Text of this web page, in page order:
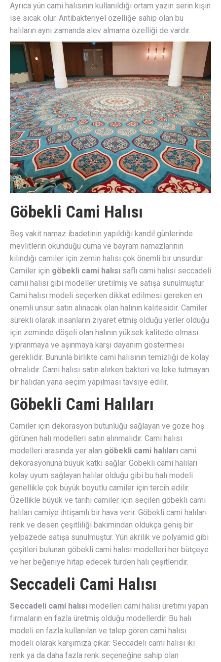
Ayrıca yün cami halısının kullanıldığı ortam yazın serin kışın
ise sıcak olur. Antibakteriyel özelliğe sahip olan bu
halıların aynı zamanda alev almama özelliği de vardır.
Göbekli Cami Halısı
Beş vakit namaz ibadetinin yapıldığı kandil günlerinde
mevlitlerin okunduğu cuma ve bayram namazlarının
kılındığı camiler için zemin halısı çok önemli bir unsurdur.
Camiler için göbekli cami halısı saflı cami halısı seccadeli
camii halısı gibi modeller üretilmiş ve satışa sunulmuştur.
Cami halısı modeli seçerken dikkat edilmesi gereken en
önemli unsur satın alınacak olan halının kalitesidir. Camiler
sürekli olarak insanların ziyaret etmiş olduğu yerler olduğu
için zeminde döşeli olan halının yüksek kalitede olması
yıpranmaya ve aşınmaya karşı dayanım göstermesi
gereklidir. Bununla birlikte cami halısının temizliği de kolay
olmalıdır. Cami halısı satın alırken bakteri ve leke tutmayan
bir halıdan yana seçim yapılması tavsiye edilir.
Göbekli Cami Halıları
Camiler için dekorasyon bütünlüğü sağlayan ve göze hoş
görünen halı modelleri satın alınmalıdır. Cami halısı
modelleri arasında yer alan göbekli cami halıları cami
dekorasyonuna büyük katkı sağlar. Göbekli cami halıları
kolay uyum sağlayan halılar olduğu gibi bu halı modeli
genellikle çok büyük boyutlu camiler için tercih edilir.
Özellikle büyük ve tarihi camiler için seçilen göbekli cami
halıları camiye ihtişamlı bir hava verir. Göbekli cami halıları
renk ve desen çeşitliliği bakımından oldukça geniş bir
yelpazede satışa sunulmuştur. Yün akrilik ve polyamid gibi
çeşitleri bulunan göbekli cami halısı modelleri her bütçeye
ve her beğeniye hitap edecek türden halı çeşitleridir.
Seccadeli Cami Halısı
Seccadeli cami halısı modelleri cami halısı üretimi yapan
firmaların en fazla üretmiş olduğu modellerdir. Bu halı
modeli en fazla kullanılan ve talep gören cami halısı
modeli olarak karşımıza çıkar. Seccadeli cami halısı iki
renk ya da daha fazla renk seçeneğine sahip olan